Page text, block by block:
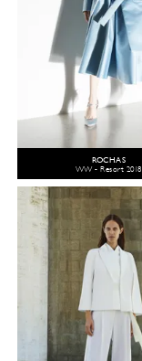
ROCHAS
WW - Resort 2018